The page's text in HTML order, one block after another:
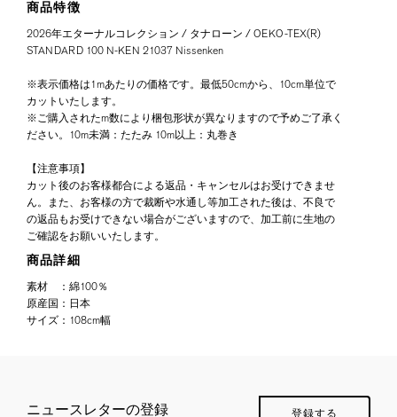
商品特徴
2026年エターナルコレクション / タナローン / OEKO-TEX(R)
STANDARD 100 N-KEN 21037 Nissenken
※表示価格は1mあたりの価格です。最低50cmから、10cm単位で
カットいたします。
※ご購入されたm数により梱包形状が異なりますので予めご了承く
ださい。10m未満：たたみ 10m以上：丸巻き
【注意事項】
カット後のお客様都合による返品・キャンセルはお受けできませ
ん。また、お客様の方で裁断や水通し等加工された後は、不良で
の返品もお受けできない場合がございますので、加工前に生地の
ご確認をお願いいたします。
商品詳細
素材 ： 綿100％
原産国 ： 日本
サイズ ： 108cm幅
ニュースレターの登録 登録する